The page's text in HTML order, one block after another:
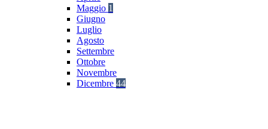
Maggio 1
Giugno
Luglio
Agosto
Settembre
Ottobre
Novembre
Dicembre 44